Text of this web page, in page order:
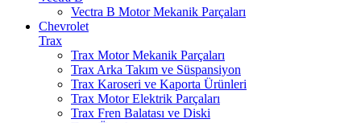
Vectra B Motor Mekanik Parçaları
Chevrolet
Trax
Trax Motor Mekanik Parçaları
Trax Arka Takım ve Süspansiyon
Trax Karoseri ve Kaporta Ürünleri
Trax Motor Elektrik Parçaları
Trax Fren Balatası ve Diski